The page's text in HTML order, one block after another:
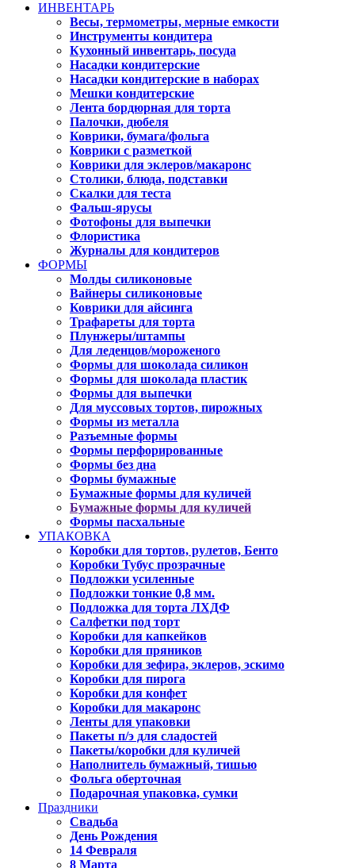
ИНВЕНТАРЬ
Весы, термометры, мерные емкости
Инструменты кондитера
Кухонный инвентарь, посуда
Насадки кондитерские
Насадки кондитерские в наборах
Мешки кондитерские
Лента бордюрная для торта
Палочки, дюбеля
Коврики, бумага/фольга
Коврики с разметкой
Коврики для эклеров/макаронс
Столики, блюда, подставки
Скалки для теста
Фальш-ярусы
Фотофоны для выпечки
Флористика
Журналы для кондитеров
ФОРМЫ
Молды силиконовые
Вайнеры силиконовые
Коврики для айсинга
Трафареты для торта
Плунжеры/штампы
Для леденцов/мороженого
Формы для шоколада силикон
Формы для шоколада пластик
Формы для выпечки
Для муссовых тортов, пирожных
Формы из металла
Разъемные формы
Формы перфорированные
Формы без дна
Формы бумажные
Бумажные формы для куличей
Бумажные формы для куличей
Формы пасхальные
УПАКОВКА
Коробки для тортов, рулетов, Бенто
Коробки Тубус прозрачные
Подложки усиленные
Подложки тонкие 0,8 мм.
Подложка для торта ЛХДФ
Салфетки под торт
Коробки для капкейков
Коробки для пряников
Коробки для зефира, эклеров, эскимо
Коробки для пирога
Коробки для конфет
Коробки для макаронс
Ленты для упаковки
Пакеты п/э для сладостей
Пакеты/коробки для куличей
Наполнитель бумажный, тишью
Фольга оберточная
Подарочная упаковка, сумки
Праздники
Свадьба
День Рождения
14 Февраля
8 Марта